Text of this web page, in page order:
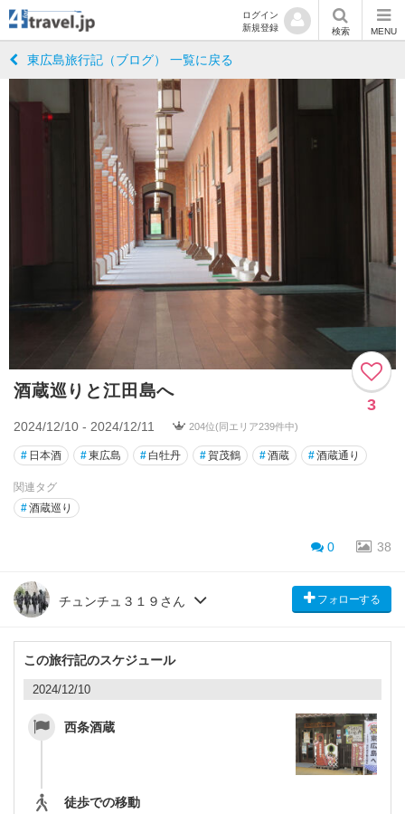
ログイン
新規登録
検索 MENU
東広島旅行記（ブログ） 一覧に戻る
酒蔵巡りと江田島へ
3
2024/12/10 - 2024/12/11 204位(同エリア239件中)
# 日本酒 #東広島 # 白牡丹 #賀茂鶴 #酒蔵 #酒蔵通り
関連タグ
#酒蔵巡り
0 38
チュンチュ３１９さん フォローする
この旅行記のスケジュール
2024/12/10
西条酒蔵
徒歩での移動